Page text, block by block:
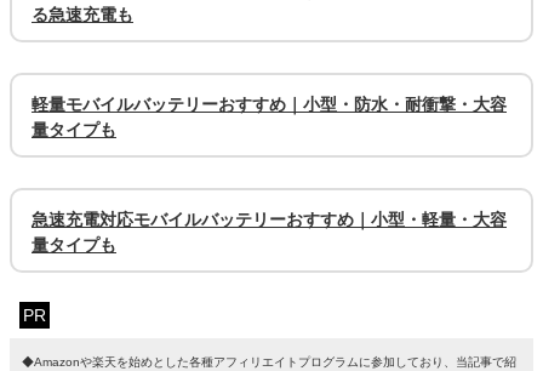
る急速充電も
軽量モバイルバッテリーおすすめ｜小型・防水・耐衝撃・大容
量タイプも
急速充電対応モバイルバッテリーおすすめ｜小型・軽量・大容
量タイプも
PR
◆Amazonや楽天を始めとした各種アフィリエイトプログラムに参加しており、当記事で紹